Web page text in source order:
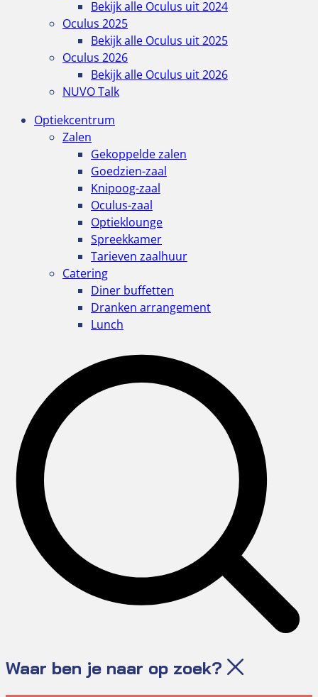
Bekijk alle Oculus uit 2024
Oculus 2025
Bekijk alle Oculus uit 2025
Oculus 2026
Bekijk alle Oculus uit 2026
NUVO Talk
Optiekcentrum
Zalen
Gekoppelde zalen
Goedzien-zaal
Knipoog-zaal
Oculus-zaal
Optieklounge
Spreekkamer
Tarieven zaalhuur
Catering
Diner buffetten
Dranken arrangement
Lunch
Waar ben je naar op zoek?